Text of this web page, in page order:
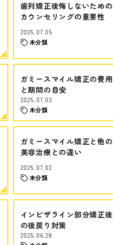
歯列矯正後悔しないための
カウンセリングの重要性
2025.07.05
未分類
ガミースマイル矯正の費用
と期間の目安
2025.07.03
未分類
ガミースマイル矯正と他の
美容治療との違い
2025.07.02
未分類
インビザライン部分矯正後
の後戻り対策
2025.06.28